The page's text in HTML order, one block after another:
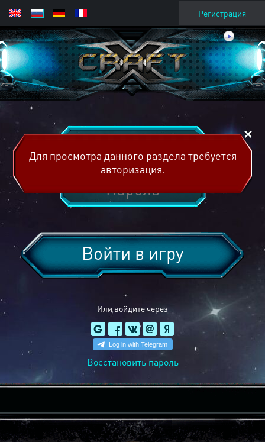
Регистрация
Или войдите через
Войти в игру
Восстановить пароль
Для просмотра данного раздела требуется
авторизация.